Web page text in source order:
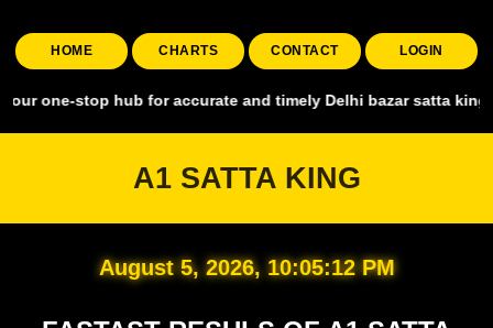
HOME CHARTS CONTACT LOGIN
hub for accurate and timely Delhi bazar satta king,
A1 SATTA KING
August 5, 2026, 10:05:13 PM